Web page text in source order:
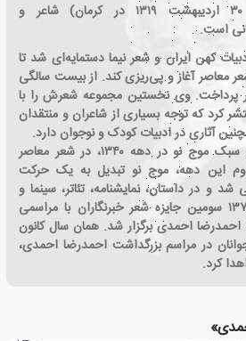
احمدرضا احمدی (زاده ۳۰ اردیبهشت ۱۳۱۹ در کرمان) شاعر و
است.
کهن ایران و شعر نیما دستمایه‌ای شد تا
معاصر آغاز و پی‌ریزی کند. از بیست سالگی
پرداخت. وی نخستین مجموعه شعرش را با
طرح در سال ۱۳۴۰ منتشر کرد که توجه بسیاری از شاعران و منتقدان
احمدرضا احمدی بنیان‌گدار سبک موج نو در دهه ۱۳۴۰، در شعر معاصر
این دهه، موج نو تبدیل به یک حرکت
و در داستان، نمایشنامه، تئاتر، سینما و
نقاشی تأثیر کرد.در سال ۱۳۷۸ سومین جایزه شعر خبرنگاران با مراسمی
احمدی برگزار شد. همان سال کانون
در مراسم بزرگداشت احمدرضا احمدی،
کرد.